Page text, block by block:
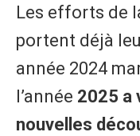
Les efforts de
portent déjà
année 2024
l’année 2025 a
nouvelles